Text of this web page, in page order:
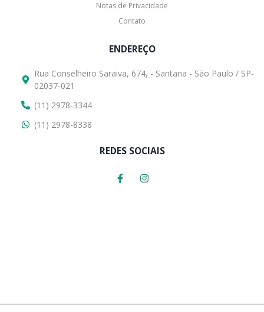
Notas de Privacidade
Contato
ENDEREÇO
Rua Conselheiro Saraiva, 674, - Santana - São Paulo / SP-
02037-021
(11) 2978-3344
(11) 2978-8338
REDES SOCIAIS